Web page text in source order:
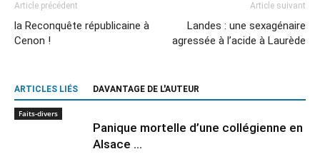
Article précédent
la Reconquête républicaine à
Cenon !
Article suivant
Landes : une sexagénaire
agressée à l’acide à Laurède
ARTICLES LIÉS DAVANTAGE DE L'AUTEUR
Faits-divers
Panique mortelle d’une collégienne en
Alsace …